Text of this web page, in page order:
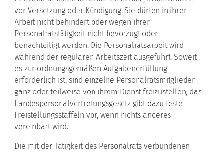
vor Versetzung oder Kündigung. Sie dürfen in ihrer
Arbeit nicht behindert oder wegen ihrer
Personalratstätigkeit nicht bevorzugt oder
benachteiligt werden. Die Personalratsarbeit wird
während der regulären Arbeitszeit ausgeführt. Soweit
es zur ordnungsgemäßen Aufgabenerfüllung
erforderlich ist, sind einzelne Personalratsmitglieder
ganz oder teilweise von ihrem Dienst freizustellen, das
Landespersonalvertretungsgesetz gibt dazu feste
Freistellungsstaffeln vor, wenn nichts anderes
vereinbart wird.
Die mit der Tätigkeit des Personalrats verbundenen